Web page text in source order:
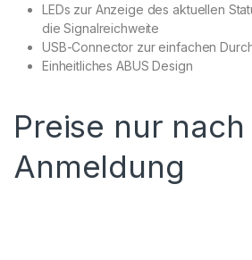
LEDs zur Anzeige des aktuellen
die Signalreichweite
USB-Connector zur einfachen
Einheitliches ABUS Design
Preise nur nach
Anmeldung